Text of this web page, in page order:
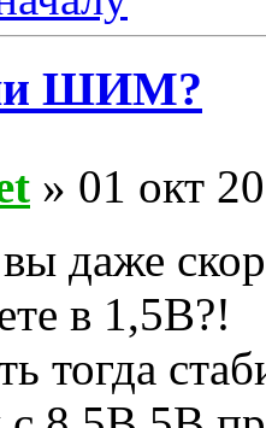
ШИМ?
» 01 окт
в 1,5В?!
тогда